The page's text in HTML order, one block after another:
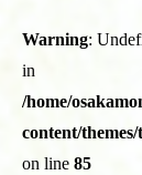
Warning:
in
/home/
content/
on line85